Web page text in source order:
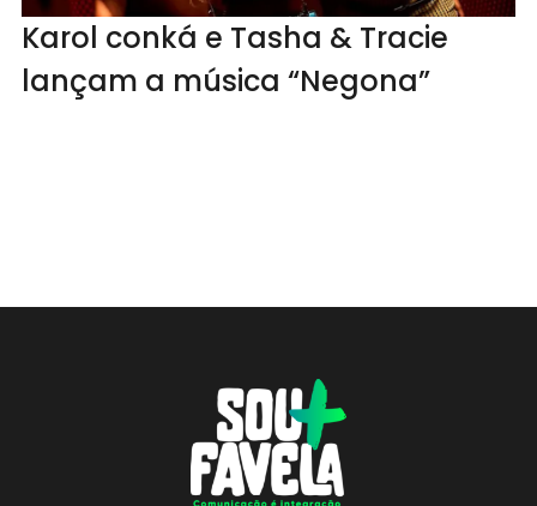
Karol conká e Tasha & Tracie
lançam a música “Negona”